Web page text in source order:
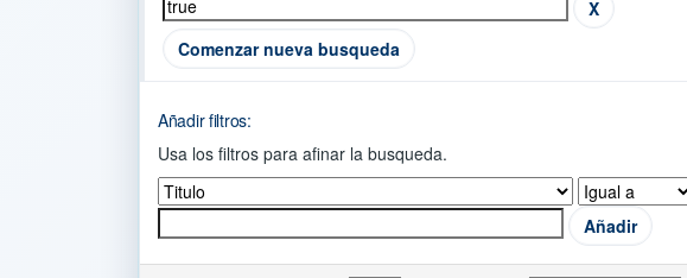
Comenzar nueva busqueda
Añadir filtros:
Usa los filtros para afinar la busqueda.